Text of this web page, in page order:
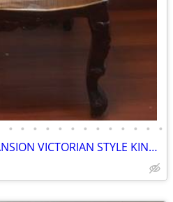
• • • • • • • • • • • • •
ARM CHAIR MUSEUM MANSION VICTORIAN STYLE KING QUEEN LUXARY COZY